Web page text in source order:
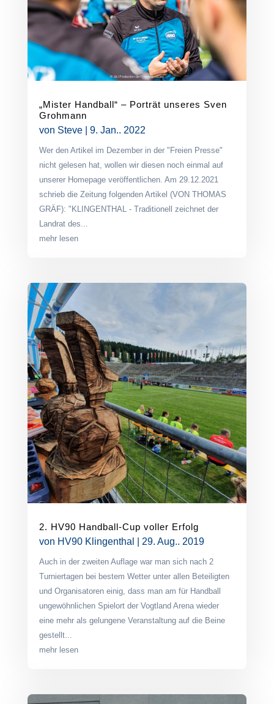
„Mister Handball“ – Porträt unseres Sven
Grohmann
von Steve| 9. Jan.. 2022
Wer den Artikel im Dezember in der "Freien Presse"
nicht gelesen hat, wollen wir diesen noch einmal auf
unserer Homepage veröffentlichen. Am 29.12.2021
schrieb die Zeitung folgenden Artikel (VON THOMAS
GRÄF): "KLINGENTHAL - Traditionell zeichnet der
Landrat des...
mehr lesen
2. HV90 Handball-Cup voller Erfolg
von HV90 Klingenthal 29. Aug.. 2019
Auch in der zweiten Auflage war man sich nach 2
Turniertagen bei bestem Wetter unter allen Beteiligten
und Organisatoren einig, dass man am für Handball
ungewöhnlichen Spielort der Vogtland Arena wieder
eine mehr als gelungene Veranstaltung auf die Beine
gestellt...
mehr lesen